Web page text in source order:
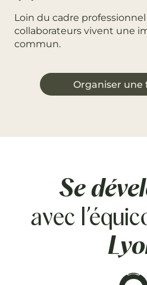
Loin du cadre
collaborateurs vivent une
commun.
Organiser une
Se
avec